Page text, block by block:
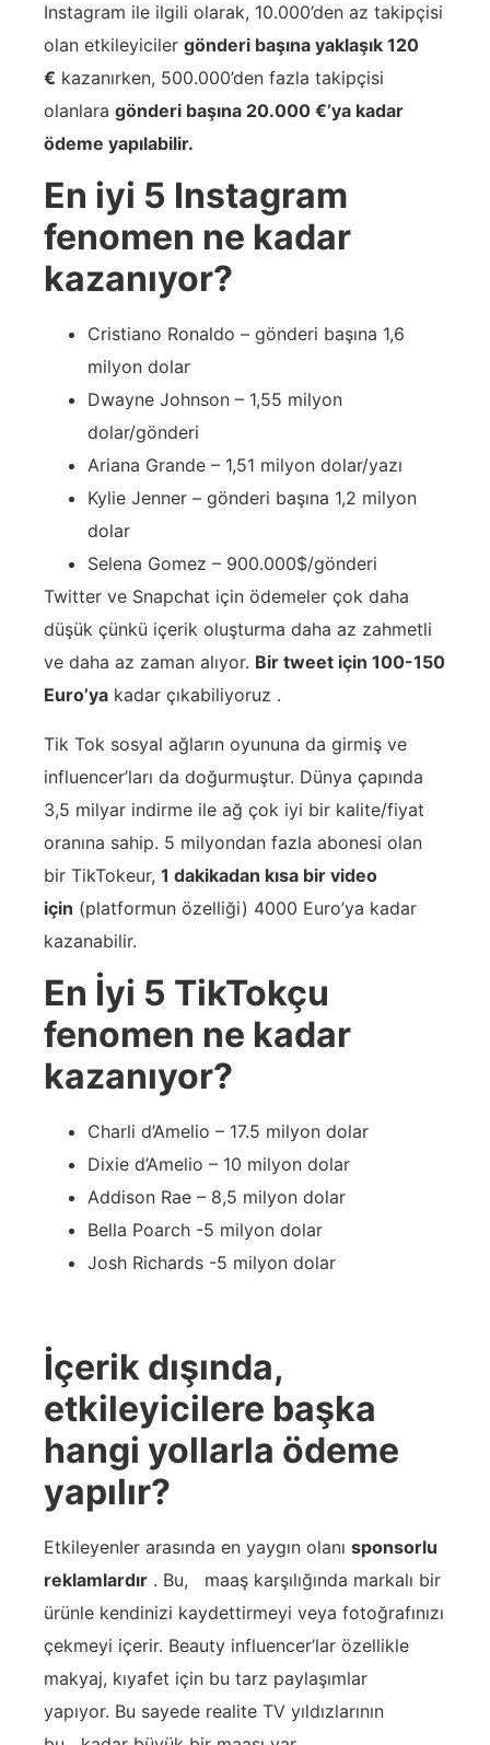
Instagram ile ilgili olarak, 10.000’den az takipçisi
olan etkileyiciler gönderi başına yaklaşık 120
€ kazanırken, 500.000’den fazla takipçisi
olanlara gönderi başına 20.000 €’ya kadar
ödeme yapılabilir.
En iyi 5 Instagram
fenomen ne kadar
kazanıyor?
Cristiano Ronaldo – gönderi başına 1,6
milyon dolar
Dwayne Johnson – 1,55 milyon
dolar/gönderi
Ariana Grande – 1,51 milyon dolar/yazı
Kylie Jenner – gönderi başına 1,2 milyon
dolar
Selena Gomez – 900.000$/gönderi
Twitter ve Snapchat için ödemeler çok daha
düşük çünkü içerik oluşturma daha az zahmetli
ve daha az zaman alıyor. Bir tweet için 100-150
Euro’ya kadar çıkabiliyoruz .
Tik Tok sosyal ağların oyununa da girmiş ve
influencer’ları da doğurmuştur. Dünya çapında
3,5 milyar indirme ile ağ çok iyi bir kalite/fiyat
oranına sahip. 5 milyondan fazla abonesi olan
bir TikTokeur, 1 dakikadan kısa bir video
için (platformun özelliği) 4000 Euro’ya kadar
kazanabilir.
En İyi 5 TikTokçu
fenomen ne kadar
kazanıyor?
Charli d’Amelio – 17.5 milyon dolar
Dixie d’Amelio – 10 milyon dolar
Addison Rae – 8,5 milyon dolar
Bella Poarch -5 milyon dolar
Josh Richards -5 milyon dolar
İçerik dışında,
etkileyicilere başka
hangi yollarla ödeme
yapılır?
Etkileyenler arasında en yaygın olanı sponsorlu
reklamlardır . Bu, maaş karşılığında markalı bir
ürünle kendinizi kaydettirmeyi veya fotoğrafınızı
çekmeyi içerir. Beauty influencer’lar özellikle
makyaj, kıyafet için bu tarz paylaşımlar
yapıyor. Bu sayede realite TV yıldızlarının